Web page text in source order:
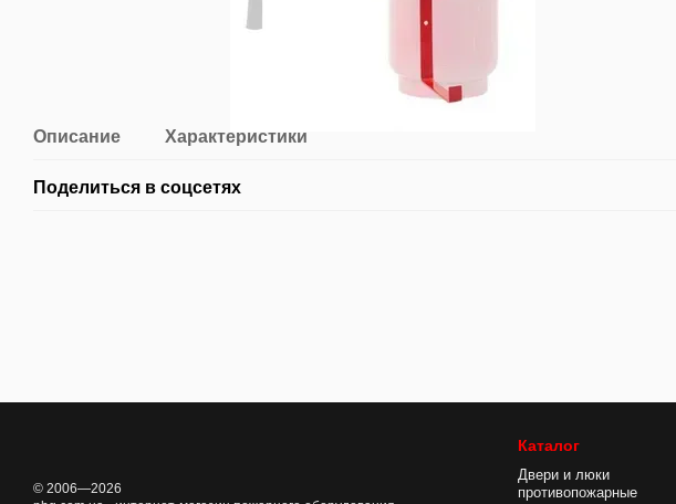
Описание Характеристики
Поделиться в соцсетях
© 2006—2026
Каталог
Двери и люки
противопожарные